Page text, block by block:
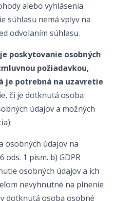
alebo vyhlásenia
súhlasu nemá vplyv na
odvolaním súhlasu.
poskytovanie osobných
požiadavkou,
je potrebná na uzavretie
či je dotknutá osoba
údajov a možných
osobných údajov na
ods. 1 písm. b) GDPR
osobných údajov a ich
nevyhnutné na plnenie
dotknutá osoba osobné